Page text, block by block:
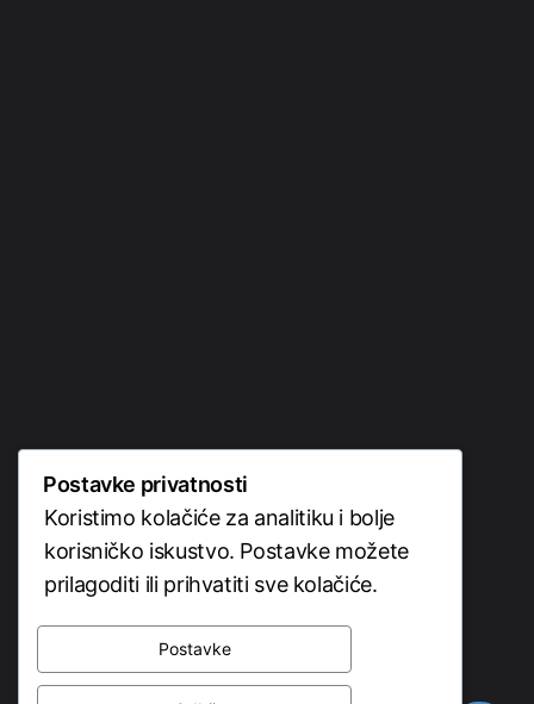
KONTAKT
Postavke privatnosti
Koristimo kolačiće za analitiku i bolje
korisničko iskustvo. Postavke možete
prilagoditi ili prihvatiti sve kolačiće.
Postavke